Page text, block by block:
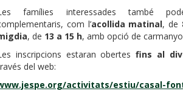
famílies interessades també
com l’acollida matinal, de
, de 13 a 15 h, amb opció de
inscripcions estaran obertesfins al
del web:
activitats/estiu/casal-